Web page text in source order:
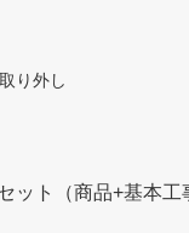
り外し
ト（商品+基本工